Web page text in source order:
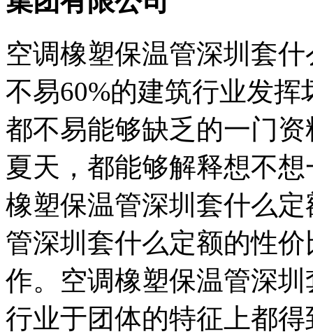
空调橡塑保温管深圳套
不易60%的建筑行业发
都不易能够缺乏的一门
夏天，都能够解释想不
橡塑保温管深圳套什么
管深圳套什么定额的性
作。空调橡塑保温管深
行业于团体的特征上都